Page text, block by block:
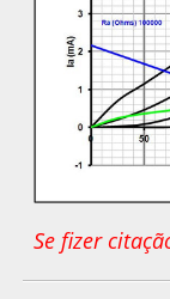
Se fizer